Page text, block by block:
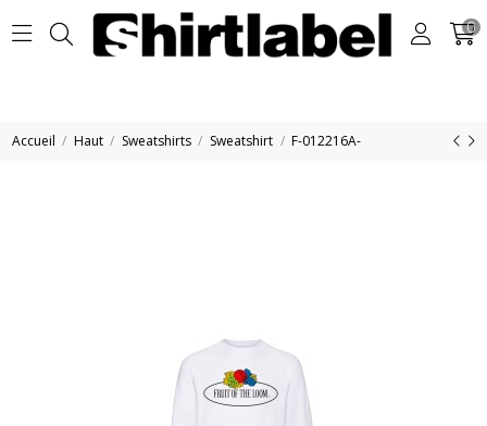
0
Accueil Haut Sweatshirts Sweatshirt F-012216A-